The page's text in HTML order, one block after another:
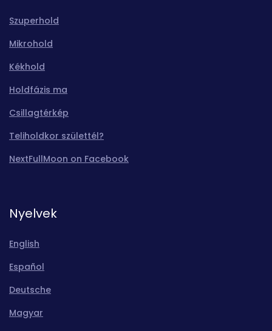
Szuperhold
Mikrohold
Kékhold
Holdfázis ma
Csillagtérkép
Teliholdkor születtél?
NextFullMoon on Facebook
Nyelvek
English
Español
Deutsche
Magyar